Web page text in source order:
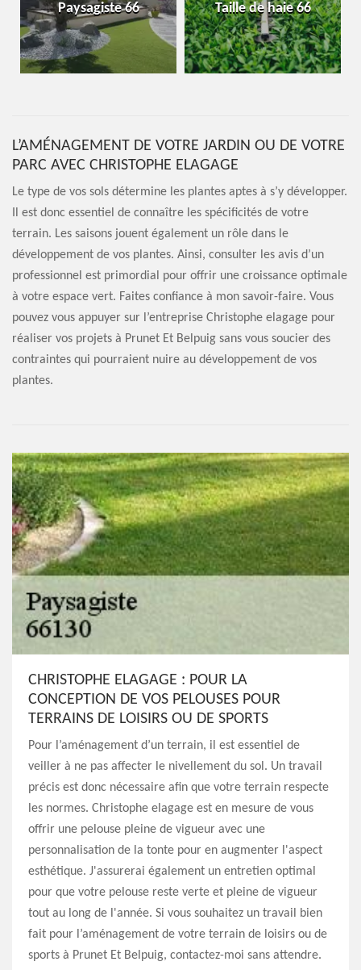
Paysagiste 66 Taille de haie 66
L’AMÉNAGEMENT DE VOTRE JARDIN OU DE VOTRE
PARC AVEC CHRISTOPHE ELAGAGE
Le type de vos sols détermine les plantes aptes à s’y développer.
Il est donc essentiel de connaître les spécificités de votre
terrain. Les saisons jouent également un rôle dans le
développement de vos plantes. Ainsi, consulter les avis d’un
professionnel est primordial pour offrir une croissance optimale
à votre espace vert. Faites confiance à mon savoir-faire. Vous
pouvez vous appuyer sur l’entreprise Christophe elagage pour
réaliser vos projets à Prunet Et Belpuig sans vous soucier des
contraintes qui pourraient nuire au développement de vos
plantes.
CHRISTOPHE ELAGAGE : POUR LA
CONCEPTION DE VOS PELOUSES POUR
TERRAINS DE LOISIRS OU DE SPORTS
Pour l’aménagement d’un terrain, il est essentiel de
veiller à ne pas affecter le nivellement du sol. Un travail
précis est donc nécessaire afin que votre terrain respecte
les normes. Christophe elagage est en mesure de vous
offrir une pelouse pleine de vigueur avec une
personnalisation de la tonte pour en augmenter l'aspect
esthétique. J'assurerai également un entretien optimal
pour que votre pelouse reste verte et pleine de vigueur
tout au long de l'année. Si vous souhaitez un travail bien
fait pour l’aménagement de votre terrain de loisirs ou de
sports à Prunet Et Belpuig, contactez-moi sans attendre.